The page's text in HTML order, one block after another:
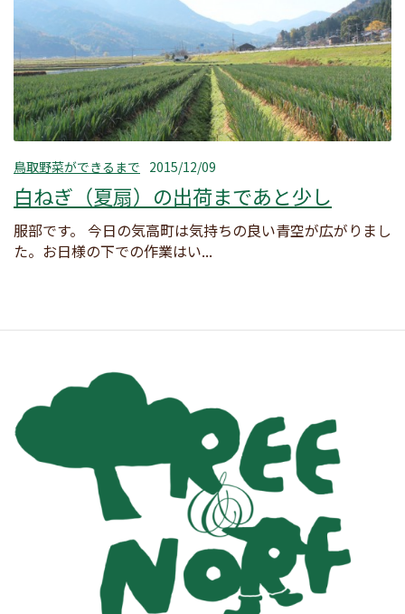
鳥取野菜ができるまで 2015/12/09
白ねぎ（夏扇）の出荷まであと少し
服部です。 今日の気高町は気持ちの良い青空が広がりまし
た。お日様の下での作業はい...